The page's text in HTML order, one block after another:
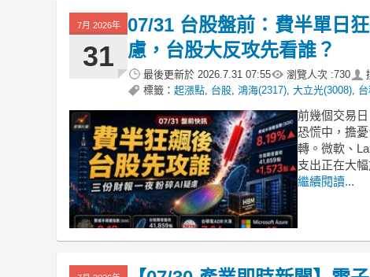
7月 2026年
31
07/31 台股盤前：費半單日
慮，台股大反攻先看誰？
最後更新於 2026.7.31 07:55 瀏覽人次 :730
標籤： 起漲點 台股 鴻海(2317) 大立光(3008)
前幾個交易
恐慌中，擔
轉。微軟、
支出正在大
繼續閱讀...